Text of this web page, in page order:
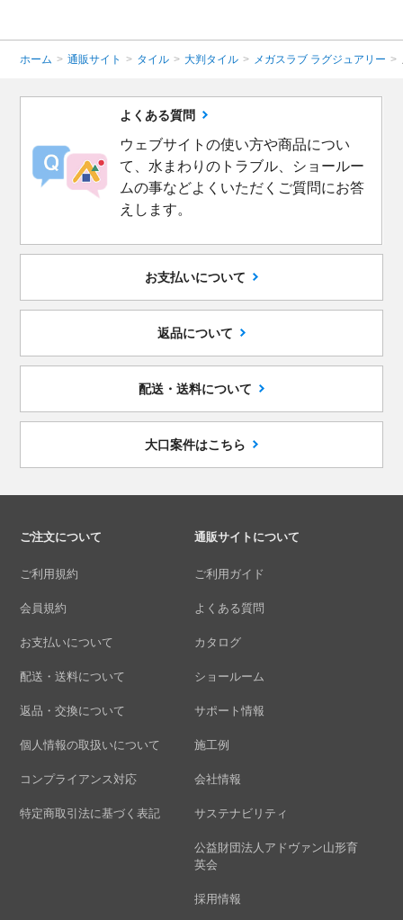
ホーム > 通販サイト > タイル > 大判タイル > メガスラブ ラグジュアリー >
よくある質問
ウェブサイトの使い方や商品につい
て、水まわりのトラブル、ショールー
ムの事などよくいただくご質問にお答
えします。
お支払いについて
返品について
配送・送料について
大口案件はこちら
ご注文について
ご利用規約
会員規約
お支払いについて
配送・送料について
返品・交換について
個人情報の取扱いについて
コンプライアンス対応
特定商取引法に基づく表記
通販サイトについて
ご利用ガイド
よくある質問
カタログ
ショールーム
サポート情報
施工例
会社情報
サステナビリティ
公益財団法人アドヴァン山形育
英会
採用情報